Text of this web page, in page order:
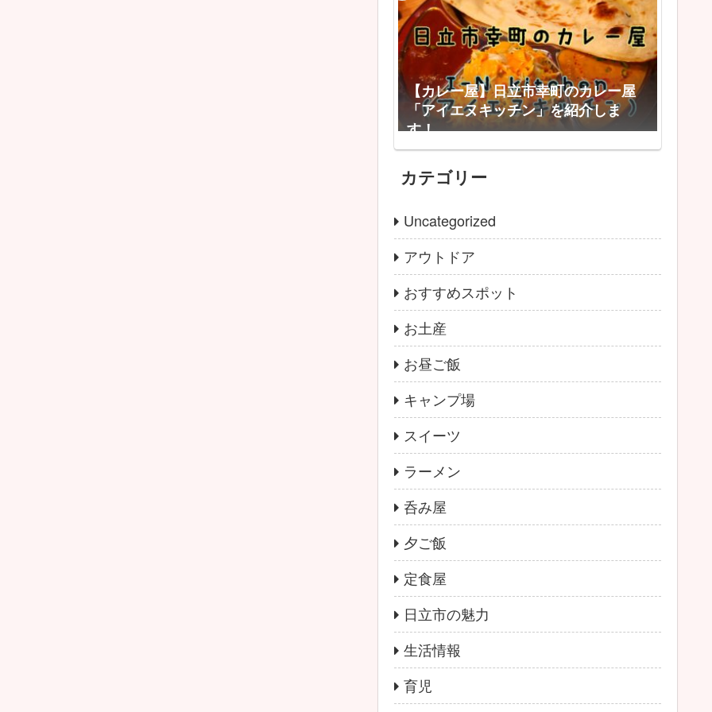
【カレー屋】日立市幸町のカレー屋
「アイエヌキッチン」を紹介しま
す！
カテゴリー
Uncategorized
アウトドア
おすすめスポット
お土産
お昼ご飯
キャンプ場
スイーツ
ラーメン
呑み屋
夕ご飯
定食屋
日立市の魅力
生活情報
育児